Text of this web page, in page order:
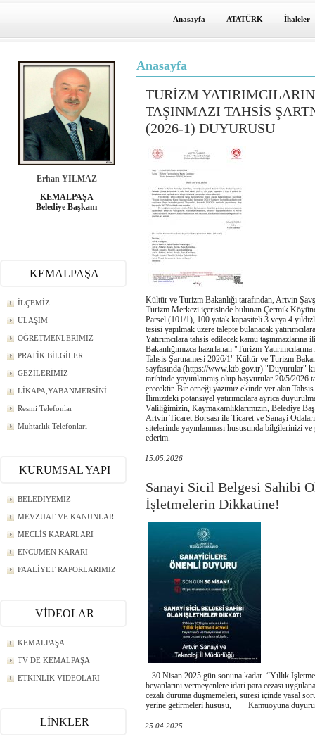
Anasayfa ATATÜRK İhaleler
Erhan YILMAZ
KEMALPAŞA
Belediye Başkanı
KEMALPAŞA
İLÇEMİZ
ULAŞIM
ÖĞRETMENLERİMİZ
PRATİK BİLGİLER
GEZİLERİMİZ
LİKAPA,YABANMERSİNİ
Resmi Telefonlar
Muhtarlık Telefonları
KURUMSAL YAPI
BELEDİYEMİZ
MEVZUAT VE KANUNLAR
MECLİS KARARLARI
ENCÜMEN KARARI
FAALİYET RAPORLARIMIZ
VİDEOLAR
KEMALPAŞA
TV DE KEMALPAŞA
ETKİNLİK VİDEOLARI
LİNKLER
Anasayfa
TURİZM
TAŞINMAZI TAHSİS
(2026-1) DUYURUSU
Kültür ve Turizm Bakanlığı tarafından, Artvin
Turizm Merkezi içerisinde bulunan Çermik
Parsel (101/1), 100 yatak kapasiteli 3 veya 4
tesisi yapılmak üzere talepte bulanacak
Yatırımcılara tahsis edilecek kamu taşınmazlarına
Bakanlığımızca hazırlanan "Turizm
Tahsis Şartnamesi 2026/1" Kültür ve Turizm
sayfasında (https://www.ktb.gov.tr) "Duyurular"
tarihinde yayımlanmış olup başvurular 20/5/2026
erecektir. Bir örneği yazımız ekinde yer alan
İlimizdeki potansiyel yatırımcılara ayrıca
Valiliğimizin, Kaymakamlıklarımızın, Belediye
Artvin Ticaret Borsası ile Ticaret ve Sanayi
sitelerinde yayınlanması hususunda bilgilerinizi
ederim.
15.05.2026
Sanayi Sicil Belgesi Sahibi
İşletmelerin Dikkatine!
30 Nisan 2025 gün sonuna kadar “Yıllık
beyanlarını vermeyenlere idari para cezası
cezalı duruma düşmemeleri, süresi içinde yasal
yerine getirmeleri hususu, Kamuoyuna
25.04.2025